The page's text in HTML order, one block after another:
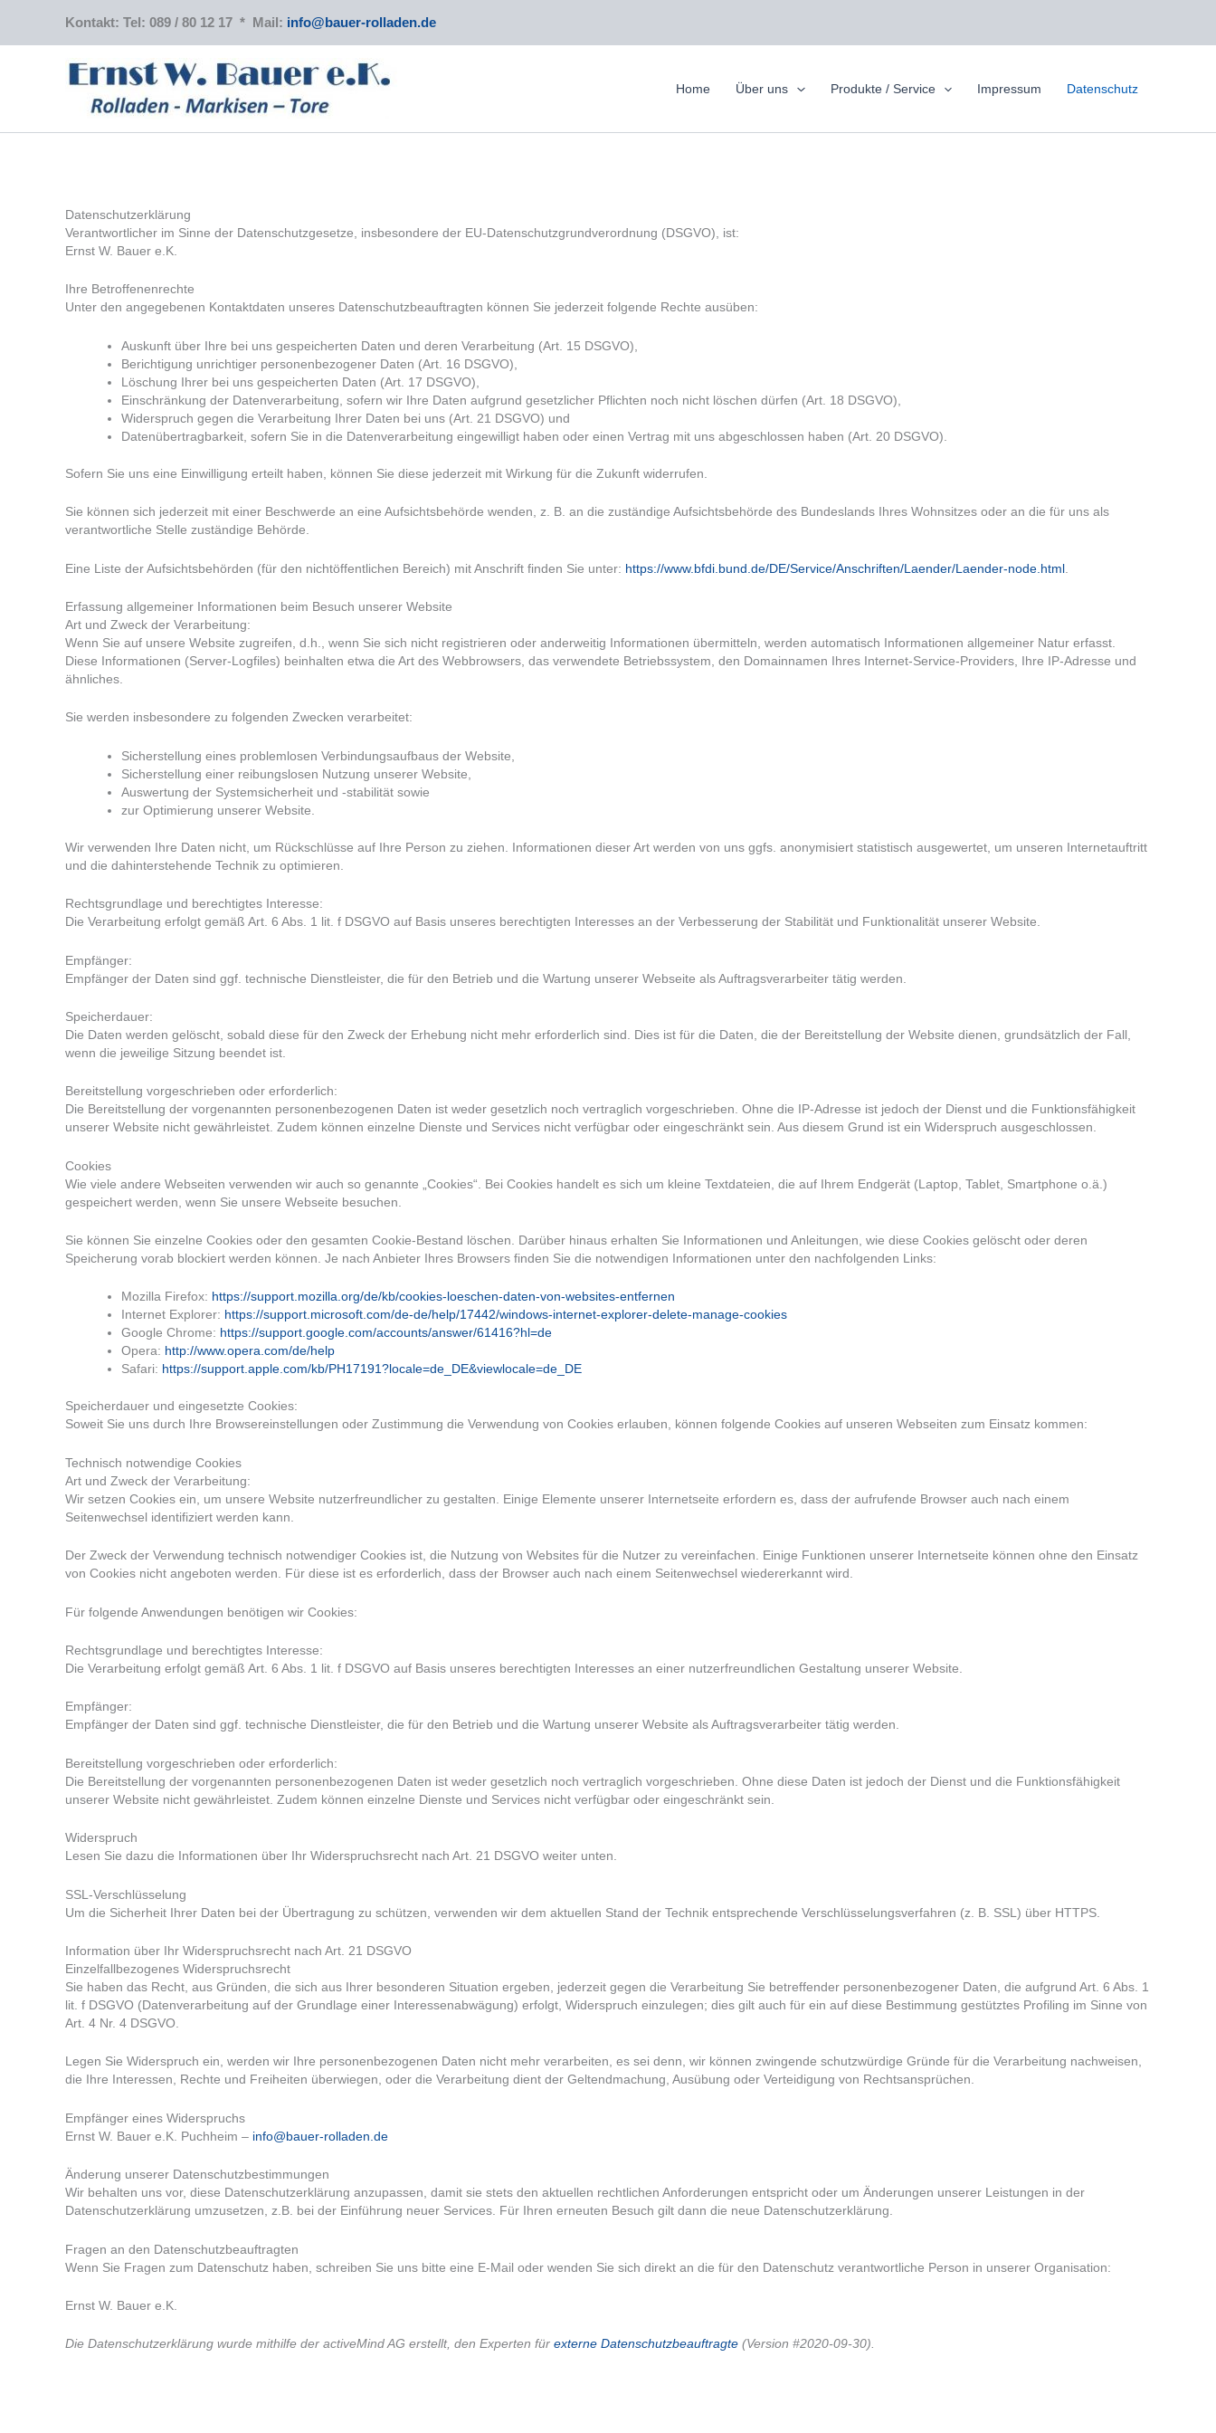
springen
Kontakt: Tel: 089 / 80 12 17 * Mail: info@bauer-rolladen.de
Home Über uns Produkte / Service Impressum Datenschutz
Datenschutzerklärung
Verantwortlicher im Sinne der Datenschutzgesetze, insbesondere der EU-Datenschutzgrundverordnung (DSGVO), ist:
Ernst W. Bauer e.K.
Ihre Betroffenenrechte
Unter den angegebenen Kontaktdaten unseres Datenschutzbeauftragten können Sie jederzeit folgende Rechte ausüben:
Auskunft über Ihre bei uns gespeicherten Daten und deren Verarbeitung (Art. 15 DSGVO),
Berichtigung unrichtiger personenbezogener Daten (Art. 16 DSGVO),
Löschung Ihrer bei uns gespeicherten Daten (Art. 17 DSGVO),
Einschränkung der Datenverarbeitung, sofern wir Ihre Daten aufgrund gesetzlicher Pflichten noch nicht löschen dürfen (Art. 18 DSGVO),
Widerspruch gegen die Verarbeitung Ihrer Daten bei uns (Art. 21 DSGVO) und
Datenübertragbarkeit, sofern Sie in die Datenverarbeitung eingewilligt haben oder einen Vertrag mit uns abgeschlossen haben (Art. 20 DSGVO).
Sofern Sie uns eine Einwilligung erteilt haben, können Sie diese jederzeit mit Wirkung für die Zukunft widerrufen.
Sie können sich jederzeit mit einer Beschwerde an eine Aufsichtsbehörde wenden, z. B. an die zuständige Aufsichtsbehörde des Bundeslands Ihres Wohnsitzes oder an die für uns als
verantwortliche Stelle zuständige Behörde.
Eine Liste der Aufsichtsbehörden (für den nichtöffentlichen Bereich) mit Anschrift finden Sie unter: https://www.bfdi.bund.de/DE/Service/Anschriften/Laender/Laender-node.html
Erfassung allgemeiner Informationen beim Besuch unserer Website
Art und Zweck der Verarbeitung:
Wenn Sie auf unsere Website zugreifen, d.h., wenn Sie sich nicht registrieren oder anderweitig Informationen übermitteln, werden automatisch Informationen allgemeiner Natur erfasst.
Diese Informationen (Server-Logfiles) beinhalten etwa die Art des Webbrowsers, das verwendete Betriebssystem, den Domainnamen Ihres Internet-Service-Providers, Ihre IP-Adresse und
ähnliches.
Sie werden insbesondere zu folgenden Zwecken verarbeitet:
Sicherstellung eines problemlosen Verbindungsaufbaus der Website,
Sicherstellung einer reibungslosen Nutzung unserer Website,
Auswertung der Systemsicherheit und -stabilität sowie
zur Optimierung unserer Website.
Wir verwenden Ihre Daten nicht, um Rückschlüsse auf Ihre Person zu ziehen. Informationen dieser Art werden von uns ggfs. anonymisiert statistisch ausgewertet, um unseren Internetauftritt
und die dahinterstehende Technik zu optimieren.
Rechtsgrundlage und berechtigtes Interesse:
Die Verarbeitung erfolgt gemäß Art. 6 Abs. 1 lit. f DSGVO auf Basis unseres berechtigten Interesses an der Verbesserung der Stabilität und Funktionalität unserer Website.
Empfänger:
Empfänger der Daten sind ggf. technische Dienstleister, die für den Betrieb und die Wartung unserer Webseite als Auftragsverarbeiter tätig werden.
Speicherdauer:
Die Daten werden gelöscht, sobald diese für den Zweck der Erhebung nicht mehr erforderlich sind. Dies ist für die Daten, die der Bereitstellung der Website dienen, grundsätzlich der Fall,
wenn die jeweilige Sitzung beendet ist.
Bereitstellung vorgeschrieben oder erforderlich:
Die Bereitstellung der vorgenannten personenbezogenen Daten ist weder gesetzlich noch vertraglich vorgeschrieben. Ohne die IP-Adresse ist jedoch der Dienst und die Funktionsfähigkeit
unserer Website nicht gewährleistet. Zudem können einzelne Dienste und Services nicht verfügbar oder eingeschränkt sein. Aus diesem Grund ist ein Widerspruch ausgeschlossen.
Cookies
Wie viele andere Webseiten verwenden wir auch so genannte „Cookies“. Bei Cookies handelt es sich um kleine Textdateien, die auf Ihrem Endgerät (Laptop, Tablet, Smartphone o.ä.)
gespeichert werden, wenn Sie unsere Webseite besuchen.
Sie können Sie einzelne Cookies oder den gesamten Cookie-Bestand löschen. Darüber hinaus erhalten Sie Informationen und Anleitungen, wie diese Cookies gelöscht oder deren
Speicherung vorab blockiert werden können. Je nach Anbieter Ihres Browsers finden Sie die notwendigen Informationen unter den nachfolgenden Links:
Mozilla Firefox: https://support.mozilla.org/de/kb/cookies-loeschen-daten-von-websites-entfernen
Internet Explorer: https://support.microsoft.com/de-de/help/17442/windows-internet-explorer-delete-manage-cookies
Google Chrome: https://support.google.com/accounts/answer/61416?hl=de
Opera: http://www.opera.com/de/help
Safari: https://support.apple.com/kb/PH17191?locale=de_DE&viewlocale=de_DE
Speicherdauer und eingesetzte Cookies:
Soweit Sie uns durch Ihre Browsereinstellungen oder Zustimmung die Verwendung von Cookies erlauben, können folgende Cookies auf unseren Webseiten zum Einsatz kommen:
Technisch notwendige Cookies
Art und Zweck der Verarbeitung:
Wir setzen Cookies ein, um unsere Website nutzerfreundlicher zu gestalten. Einige Elemente unserer Internetseite erfordern es, dass der aufrufende Browser auch nach einem
Seitenwechsel identifiziert werden kann.
Der Zweck der Verwendung technisch notwendiger Cookies ist, die Nutzung von Websites für die Nutzer zu vereinfachen. Einige Funktionen unserer Internetseite können ohne den Einsatz
von Cookies nicht angeboten werden. Für diese ist es erforderlich, dass der Browser auch nach einem Seitenwechsel wiedererkannt wird.
Für folgende Anwendungen benötigen wir Cookies:
Rechtsgrundlage und berechtigtes Interesse:
Die Verarbeitung erfolgt gemäß Art. 6 Abs. 1 lit. f DSGVO auf Basis unseres berechtigten Interesses an einer nutzerfreundlichen Gestaltung unserer Website.
Empfänger:
Empfänger der Daten sind ggf. technische Dienstleister, die für den Betrieb und die Wartung unserer Website als Auftragsverarbeiter tätig werden.
Bereitstellung vorgeschrieben oder erforderlich:
Die Bereitstellung der vorgenannten personenbezogenen Daten ist weder gesetzlich noch vertraglich vorgeschrieben. Ohne diese Daten ist jedoch der Dienst und die Funktionsfähigkeit
unserer Website nicht gewährleistet. Zudem können einzelne Dienste und Services nicht verfügbar oder eingeschränkt sein.
Widerspruch
Lesen Sie dazu die Informationen über Ihr Widerspruchsrecht nach Art. 21 DSGVO weiter unten.
SSL-Verschlüsselung
Um die Sicherheit Ihrer Daten bei der Übertragung zu schützen, verwenden wir dem aktuellen Stand der Technik entsprechende Verschlüsselungsverfahren (z. B. SSL) über HTTPS.
Information über Ihr Widerspruchsrecht nach Art. 21 DSGVO
Einzelfallbezogenes Widerspruchsrecht
Sie haben das Recht, aus Gründen, die sich aus Ihrer besonderen Situation ergeben, jederzeit gegen die Verarbeitung Sie betreffender personenbezogener Daten, die aufgrund Art. 6 Abs. 1
lit. f DSGVO (Datenverarbeitung auf der Grundlage einer Interessenabwägung) erfolgt, Widerspruch einzulegen; dies gilt auch für ein auf diese Bestimmung gestütztes Profiling im Sinne von
Art. 4 Nr. 4 DSGVO.
Legen Sie Widerspruch ein, werden wir Ihre personenbezogenen Daten nicht mehr verarbeiten, es sei denn, wir können zwingende schutzwürdige Gründe für die Verarbeitung nachweisen,
die Ihre Interessen, Rechte und Freiheiten überwiegen, oder die Verarbeitung dient der Geltendmachung, Ausübung oder Verteidigung von Rechtsansprüchen.
Empfänger eines Widerspruchs
Ernst W. Bauer e.K. Puchheim – info@bauer-rolladen.de
Änderung unserer Datenschutzbestimmungen
Wir behalten uns vor, diese Datenschutzerklärung anzupassen, damit sie stets den aktuellen rechtlichen Anforderungen entspricht oder um Änderungen unserer Leistungen in der
Datenschutzerklärung umzusetzen, z.B. bei der Einführung neuer Services. Für Ihren erneuten Besuch gilt dann die neue Datenschutzerklärung.
Fragen an den Datenschutzbeauftragten
Wenn Sie Fragen zum Datenschutz haben, schreiben Sie uns bitte eine E-Mail oder wenden Sie sich direkt an die für den Datenschutz verantwortliche Person in unserer Organisation:
Ernst W. Bauer e.K.
Die Datenschutzerklärung wurde mithilfe der activeMind AG erstellt, den Experten für externe Datenschutzbeauftragte (Version #2020-09-30).